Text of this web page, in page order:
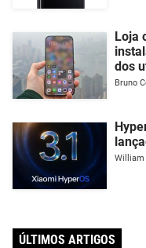
Loja
dos
Bruno
William
ÚLTIMOS ARTIGOS